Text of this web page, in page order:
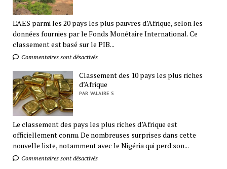
L’AES parmi les 20 pays les plus pauvres d’Afrique, selon les
données fournies par le Fonds Monétaire International. Ce
classement est basé sur le PIB...
Commentaires sont désactivés
Classement des 10 pays les plus riches
d’Afrique
PAR VALAIRE S
Le classement des pays les plus riches d’Afrique est
officiellement connu. De nombreuses surprises dans cette
nouvelle liste, notamment avec le Nigéria qui perd son...
Commentaires sont désactivés